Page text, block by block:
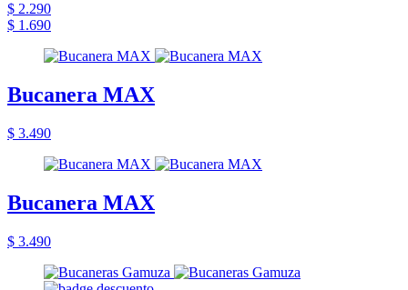
$ 2.290
$ 1.690
Bucanera MAX
$ 3.490
Bucanera MAX
$ 3.490